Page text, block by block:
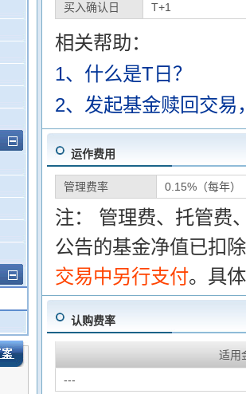
买入确认日 T+1
相关帮助：
1、什么是T日？
2、发起基金赎回交易
运作费用
管理费率 0.15%（每年）
注： 管理费、托管费
公告的基金净值已扣
交易中另行支付。具
认购费率
适用
---